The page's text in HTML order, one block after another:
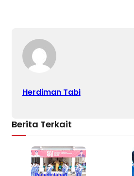
Herdiman Tabi
Berita Terkait
Pemerintahan